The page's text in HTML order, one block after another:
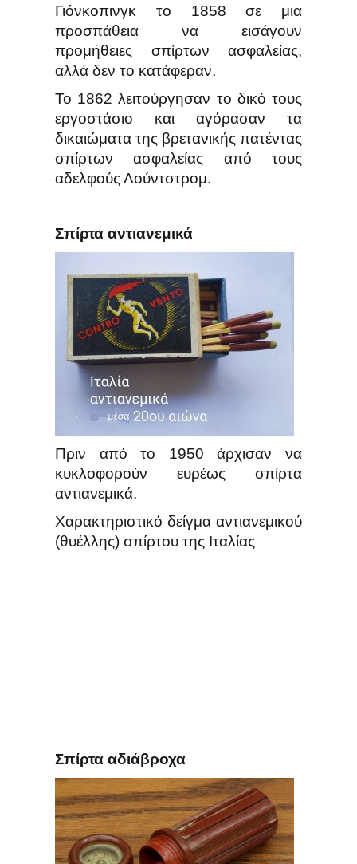
Γιόνκοπινγκ το 1858 σε μια
προσπάθεια να εισάγουν
προμήθειες σπίρτων ασφαλείας,
αλλά δεν το κατάφεραν.
Το 1862 λειτούργησαν το δικό τους
εργοστάσιο και αγόρασαν τα
δικαιώματα της βρετανικής πατέντας
σπίρτων ασφαλείας από τους
αδελφούς Λούντστρομ.
Σπίρτα αντιανεμικά
Πριν από το 1950 άρχισαν να
κυκλοφορούν ευρέως σπίρτα
αντιανεμικά.
Χαρακτηριστικό δείγμα αντιανεμικού
(θυέλλης) σπίρτου της Ιταλίας
Σπίρτα αδιάβροχα